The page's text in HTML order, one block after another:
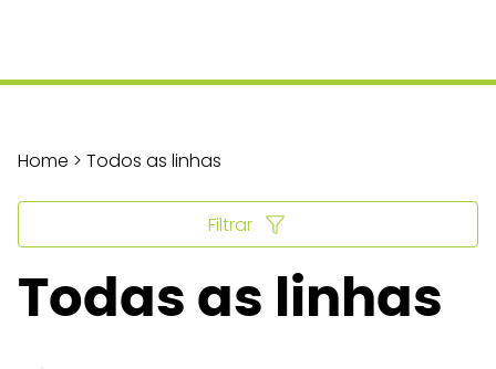
Todas as linhas
Home > Todos as linhas
Filtrar